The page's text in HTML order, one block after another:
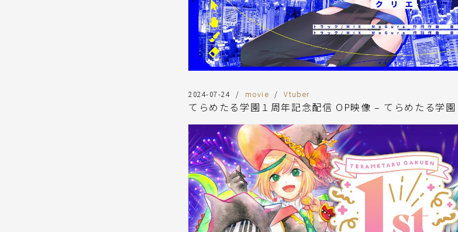
2024-07-24 movie Vtuber
てらめたる学園１周年記念配信 OP映像 – てらめたる学園